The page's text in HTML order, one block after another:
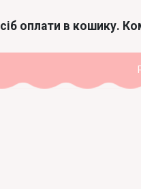
оплати в кошику.